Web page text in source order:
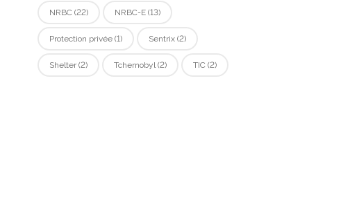
NRBC(22) NRBC-E(13)
Protection privée(1) Sentrix(2)
Shelter(2) Tchernobyl (2) TIC(2)